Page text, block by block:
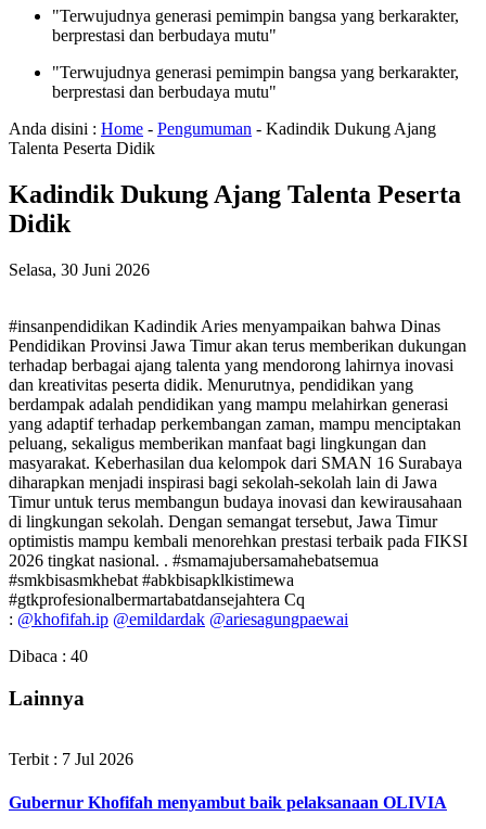
"Terwujudnya generasi pemimpin bangsa yang berkarakter,
berprestasi dan berbudaya mutu"
"Terwujudnya generasi pemimpin bangsa yang berkarakter,
berprestasi dan berbudaya mutu"
Anda disini : Home - Pengumuman - Kadindik Dukung Ajang
Talenta Peserta Didik
Kadindik Dukung Ajang Talenta Peserta
Didik
Selasa, 30 Juni 2026
#insanpendidikan Kadindik Aries menyampaikan bahwa Dinas
Pendidikan Provinsi Jawa Timur akan terus memberikan dukungan
terhadap berbagai ajang talenta yang mendorong lahirnya inovasi
dan kreativitas peserta didik. Menurutnya, pendidikan yang
berdampak adalah pendidikan yang mampu melahirkan generasi
yang adaptif terhadap perkembangan zaman, mampu menciptakan
peluang, sekaligus memberikan manfaat bagi lingkungan dan
masyarakat. Keberhasilan dua kelompok dari SMAN 16 Surabaya
diharapkan menjadi inspirasi bagi sekolah-sekolah lain di Jawa
Timur untuk terus membangun budaya inovasi dan kewirausahaan
di lingkungan sekolah. Dengan semangat tersebut, Jawa Timur
optimistis mampu kembali menorehkan prestasi terbaik pada FIKSI
2026 tingkat nasional. . #smamajubersamahebatsemua
#smkbisasmkhebat #abkbisapklkistimewa
#gtkprofesionalbermartabatdansejahtera Cq
: @khofifah.ip @emildardak @ariesagungpaewai
Dibaca : 40
Lainnya
Terbit : 7 Jul 2026
Gubernur Khofifah menyambut baik pelaksanaan OLIVIA